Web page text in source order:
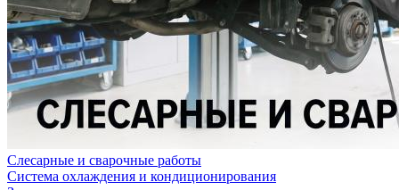
Слесарные и сварочные работы
Система охлаждения и кондиционирования